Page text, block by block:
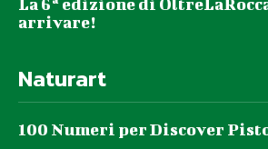
La 6ª edizione di
arrivare!
Naturart
100 Numeri per Discover